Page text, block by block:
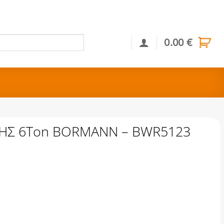
0.00€
6Ton BORMANN – BWR5123
- BWR5123 ποσότητα